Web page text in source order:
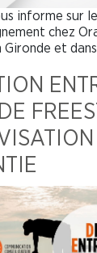
informe sur
chez
Gironde et